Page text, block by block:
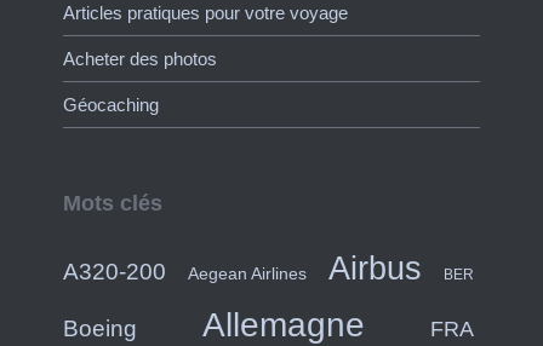
Articles pratiques pour votre voyage
Acheter des photos
Géocaching
Mots clés
A320-200 Aegean Airlines Airbus BER
Boeing Allemagne FRA